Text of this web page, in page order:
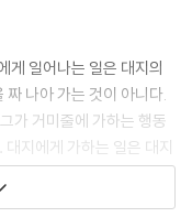
게 일어나는 일은 대지의
나아 가는 것이 아니다.
가 거미줄에 가하는 행동
지에게 가하는 일은 대지
것은 곧 그들 자신의 삶
는 인간에게 속한 것이